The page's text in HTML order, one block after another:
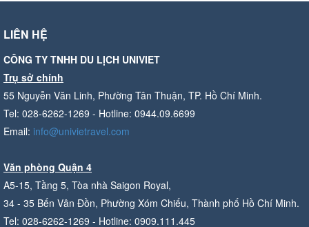
LIÊN HỆ
CÔNG TY TNHH DU LỊCH UNIVIET
Trụ sở chính
55 Nguyễn Văn Linh, Phường Tân Thuận, TP. Hồ Chí Minh.
Tel: 028-6262-1269 - Hotline: 0944.09.6699
Email: info@univietravel.com
Văn phòng Quận 4
A5-15, Tầng 5, Tòa nhà Saigon Royal,
34 - 35 Bến Vân Đồn, Phường Xóm Chiếu, Thành phố Hồ Chí Minh.
Tel: 028-6262-1269 - Hotline: 0909.111.445